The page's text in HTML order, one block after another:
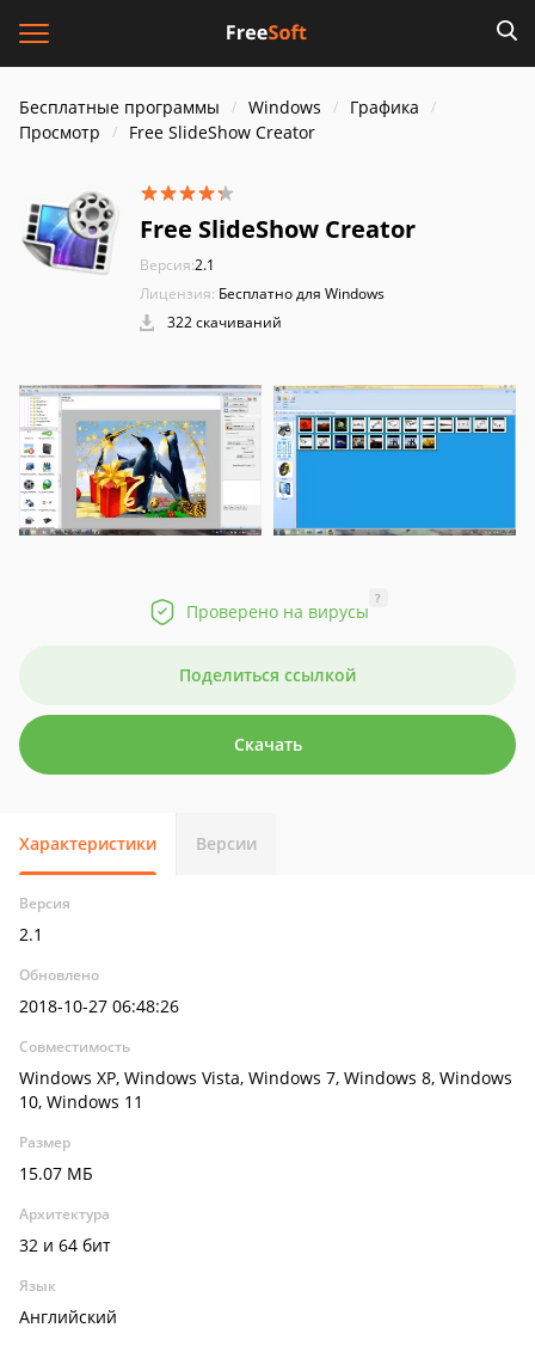
Бесплатные программы Windows
Графика
Просмотр
Free SlideShow Creator
Free SlideShow Creator
Версия:2.1
Лицензия: Бесплатно для Windows
322 скачиваний
Проверено на вирусы
?
Поделиться ссылкой
Скачать
Характеристики Версии
Версия
2.1
Обновлено
2018-10-27 06:48:26
Совместимость
Windows XP, Windows Vista, Windows 7, Windows 8, Windows
10, Windows 11
Размер
15.07 МБ
Архитектура
32 и 64 бит
Язык
Английский